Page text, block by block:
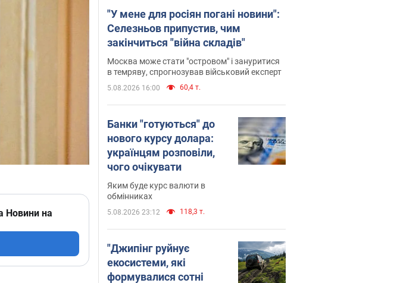
Новини на
"У мене для росіян погані новини":
Селезньов припустив, чим
закінчиться "війна складів"
Москва може стати "островом" і зануритися
в темряву, спрогнозував військовий експерт
5.08.2026 16:00 60,4 т.
Банки "готуються" до
нового курсу долара:
українцям розповіли,
чого очікувати
Яким буде курс валюти в
обмінниках
5.08.2026 23:12 118,3 т.
"Джипінг руйнує
екосистеми, які
формувалися сотні